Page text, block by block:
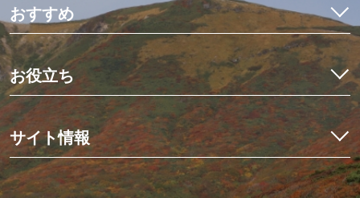
モデルコース
観光・体験
宿泊予約
イベント
アクセス
おすすめ
イワナ料理を食べ比べ
初めての栗駒山とカヤック体験
世界にひとつだけのミニ畳作り
星空観測と世界谷地ツアー
歴史を紡ぐ場所、くりでんミュージアム
冬の花山湖でワカサギを釣ろう！
伊豆沼・内沼でマガンの飛び立ち
お役立ち
くりはらでしたい10のこと
栗原の見ごろ
デジタルマップ
ニュース
サイト情報
栗原市観光物産協会について